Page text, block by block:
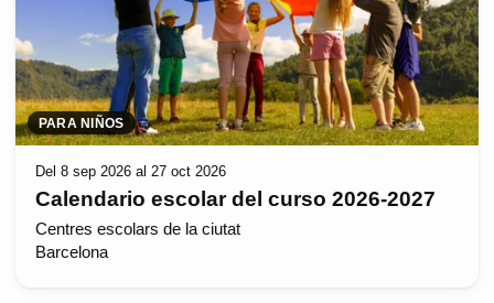
PARA NIÑOS
Del 8 sep 2026 al 27 oct 2026
Calendario escolar del curso 2026-2027
Centres escolars de la ciutat
Barcelona